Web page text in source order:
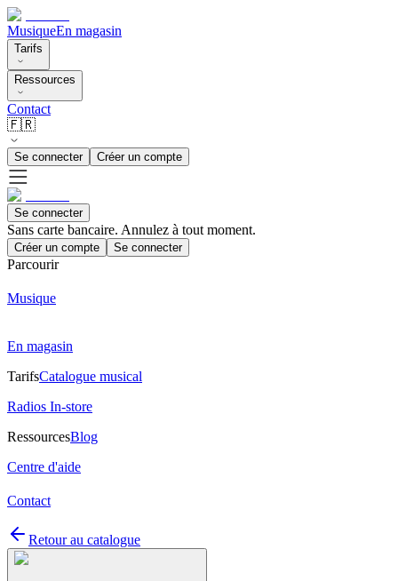
MusiqueEn magasin
Tarifs
Ressources
Contact
🇫🇷
Se connecter Créer un compte
Se connecter
Sans carte bancaire. Annulez à tout moment.
Créer un compte Se connecter
Parcourir
Musique
En magasin
TarifsCatalogue musical
Radios In-store
RessourcesBlog
Centre d'aide
Contact
Retour au catalogue